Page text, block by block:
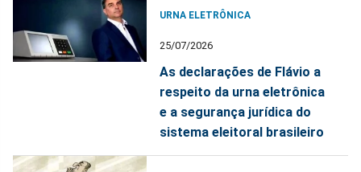
URNA ELETRÔNICA
25/07/2026
As declarações de Flávio a
respeito da urna eletrônica
e a segurança jurídica do
sistema eleitoral brasileiro